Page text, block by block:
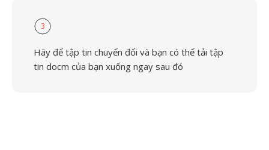
3
Hãy để tập tin chuyển đổi và bạn có thể tải tập
tin docm của bạn xuống ngay sau đó